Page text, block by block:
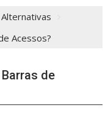
Acessos?
de